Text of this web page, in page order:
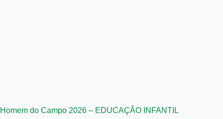
Homem do Campo 2026 – EDUCAÇÃO INFANTIL